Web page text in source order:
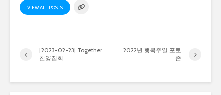
VIEW ALL POSTS
[2023-02-23] Together
찬양집회
2022년 행복주일 포토
존